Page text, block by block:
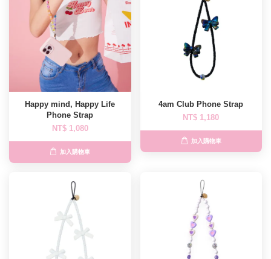
Happy mind, Happy Life
Phone Strap
NT$ 1,080
加入購物車
4am Club Phone Strap
NT$ 1,180
加入購物車